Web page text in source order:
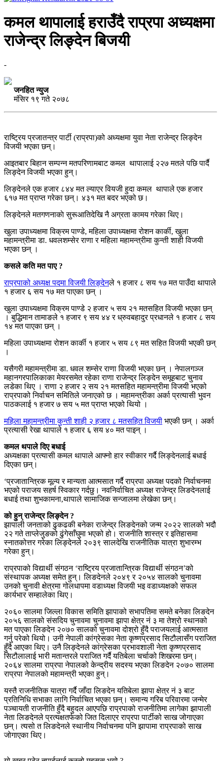
कमल थापालाई हराउँदै राप्रपा अध्यक्षमा
राजेन्द्र लिङ्देन बिजयी
-
जनहित न्युज
मंसिर १९ गते २०७८
राष्ट्रिय प्रजातन्त्र पार्टी (राप्रपा)को अध्यक्षमा युवा नेता राजेन्द्र लिङ्देन
विजयी भएका छन्।
आइतबार बिहान सम्पन्न मतपरिणामबाट कमल थापालाई २२७ मतले पछि पार्दै
लिङ्देन विजयी भएका हुन्।
लिङ्देनले एक हजार ८४४ मत ल्याएर वियजी हुदा कमल थापाले एक हजार
६१७ मत प्राप्त गरेका छन्। ४३१ मत बदर भएको छ।
लिङ्देनले मतगणनाकाे सुरूआतिदेखि नै अग्रता कामय गरेका थिए।
खुला उपाध्यक्षमा विक्रम पाण्डे, महिला उपाध्यक्षमा रोशन कार्की, खुला
महामन्त्रीमा डा. धवलशम्सेर राणा र महिला महामन्त्रीमा कुन्ती शाही विजयी
भएका छन् ।
कसले कति मत पाए ?
राप्रपाको अध्यक्ष पदमा विजयी लिङ्देनले १ हजार ८ सय १७ मत पाउँदा थापाले
१ हजार ६ सय १७ मत पाएका छन् ।
खुला उपाध्यक्षमा विक्रम पाण्डे २ हजार ५ सय २१ मतसहित विजयी भएका छन्
। बुद्धिमान तामाङले १ हजार ९ सय ४४ र ध्रुवबहादुर प्रधानले १ हजार ८ सय
१४ मत पाएका छन् ।
महिला उपाध्यक्षमा रोशन कार्की १ हजार ५ सय ८९ मत सहित विजयी भएकी छन्
।
यसैगरी महामन्त्रीमा डा. धवल शम्सेर राणा विजयी भएका छन् । नेपालगञ्ज
महानगरपालिकाका मेयरसमेत रहेका राणा राजेन्द्र लिङ्देन समूहबाट चुनाव
लडेका थिए । राणा २ हजार २ सय २१ मतसहित महामन्त्रीमा विजयी भएको
राप्रपाको निर्वाचन समितिले जनाएको छ । महामन्त्रीका अर्का प्रत्यासी भुवन
पाठकलाई १ हजार ७ सय ५ मत प्राप्त भएको थियो ।
महिला महामन्त्रीमा कुन्ती शाही २ हजार ८ मतसहित विजयी भएकी छन् । अर्का
प्रत्यासी रेखा थापाले १ हजार ६ सय ४० मत पाइन् ।
कमल थपाले दिए बधाई
अध्यक्षका प्रत्यासी कमल थापाले आफ्नो हार स्वीकार गर्दै लिङ्देनलाई बधाई
दिएका छन्।
‘प्रजातान्त्रिक मूल्य र मान्यता आत्मसात गर्दै राप्रपा अध्यक्ष पदको निर्वाचनमा
भएको पराजय सहर्ष स्विकार गर्दछु। नवनिर्वाचित अध्यक्ष राजेन्द्र लिङदेनलाई
बधाई तथा शुभकामना,थापाले सामाजिक सन्जालमा लेखेका छन्।
को हुन् राजेन्द्र लिङ्देन ?
झापाली जनताको ढुकढकी बनेका राजेन्द्र लिङदेनको जन्म २०२२ सालको भदौ
२२ गते ताप्लेजुङको ढुंगेसाँघुमा भएको हो। राजनीति शास्त्र र इतिहासमा
स्नातकोत्तर गरेका लिङ्देनले २०३९ सालदेखि राजनीतिक यात्रा शुभारम्भ
गरेका हुन्।
राप्रपाको विद्यार्थी संगठन ‘राष्ट्रिय प्रजातान्त्रिक विद्यार्थी संगठन’को
संस्थापक अध्यक्ष समेत हुन्। लिङदेनले २०४९ र २०५४ सालको चुनावमा
उनको चुनावी क्षेत्रमा गोलधापमा वडाध्यक्ष विजयी भइ वडाध्यक्षको सफल
कार्यभार सम्हालेका थिए।
२०६० सालमा जिल्ला विकास समिति झापाको सभापतिमा समते बनेका लिङदेन
२०५६ सालको संसदिय चुनावमा चुनावमा झापा क्षेत्र नं ३ मा तेश्रो स्थानको
मत पाएका लिङदेन २०७० सालको चुनावमा दोश्रो हुँदै पराजयलाई आत्मसात
गर्नु परेको थियो। उनी नेपाली कांग्रेसका नेता कृष्णप्रसाद सिटौलासँग पराजित
हुँदै आएका थिए। उनै लिङ्देनले कांग्रेसका प्रभावशाली नेता कृष्णप्रसाद
सिटौलालाई भारी मतान्तरले पराजित गर्दै यतिबेला चर्चाको शिखरमा छन्।
२०६४ सालमा राप्रपा नेपालको केन्द्रीय सदस्य भएका लिङदेन २०७० सालमा
राप्रपा नेपालको महामन्त्री भएका हुन्।
यस्तै राजनीतिक यात्रा गर्दै जाँदा लिङदेन यतिबेला झापा क्षेत्र नं ३ बाट
प्रतिनिधि सभाका लागि निर्वाचित भएका छन्। समान्य गरिब परिवारमा जन्मेर
पञ्चायती राजनीति हुँदै बहुदल आएपछि राप्रपाको राजनीतिमा लागेका झापाली
नेता लिङदेनले प्रत्यक्षतर्फको जित दिलाएर राप्रपा पार्टीको साख जोगाएका
छन्। त्यसो त लिङदेनले स्थानीय निर्वाचनमा पनि झापामा राप्रपाको साख
जोगाएका थिए।